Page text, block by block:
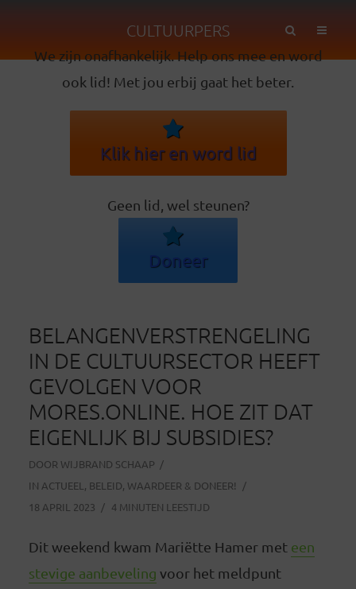
CULTUURPERS
We zijn onafhankelijk. Help ons mee en word
ook lid! Met jou erbij gaat het beter.
Klik hier en word lid
Geen lid, wel steunen?
Doneer
BELANGENVERSTRENGELING
IN DE CULTUURSECTOR HEEFT
GEVOLGEN VOOR
MORES.ONLINE. HOE ZIT DAT
EIGENLIJK BIJ SUBSIDIES?
DOOR WIJBRAND SCHAAP
IN ACTUEEL , BELEID, WAARDEER & DONEER!
18 APRIL 2023
4 MINUTEN LEESTIJD
Dit weekend kwam Mariëtte Hamer met een
stevige aanbeveling voor het meldpunt